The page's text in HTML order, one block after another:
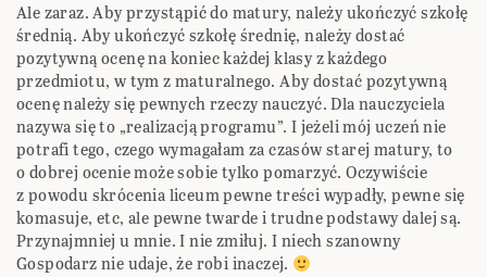
Ale zaraz. Aby przystąpić do matury, należy ukończyć szkołę
średnią. Aby ukończyć szkołę średnię, należy dostać
pozytywną ocenę na koniec każdej klasy z każdego
przedmiotu, w tym z maturalnego. Aby dostać pozytywną
ocenę należy się pewnych rzeczy nauczyć. Dla nauczyciela
nazywa się to „realizacją programu”. I jeżeli mój uczeń nie
potrafi tego, czego wymagałam za czasów starej matury, to
o dobrej ocenie może sobie tylko pomarzyć. Oczywiście
z powodu skrócenia liceum pewne treści wypadły, pewne się
komasuje, etc, ale pewne twarde i trudne podstawy dalej są.
Przynajmniej u mnie. I nie zmiłuj. I niech szanowny
Gospodarz nie udaje, że robi inaczej.